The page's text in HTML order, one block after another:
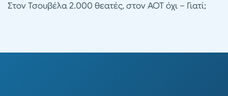
Στον Τσουβέλα 2.000 θεατές, στον ΑΟΤ όχι – Γιατί;